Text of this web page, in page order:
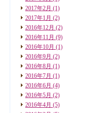
2017年2月 (1)
2017年1月 (2)
2016年12月 (2)
2016年11月 (9)
2016年10月 (1)
2016年9月 (2)
2016年8月 (1)
2016年7月 (1)
2016年6月 (4)
2016年5月 (2)
2016年4月 (5)